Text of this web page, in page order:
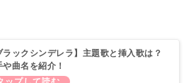
ラックシンデレラ】主題歌と挿入歌は？
や曲名を紹介！